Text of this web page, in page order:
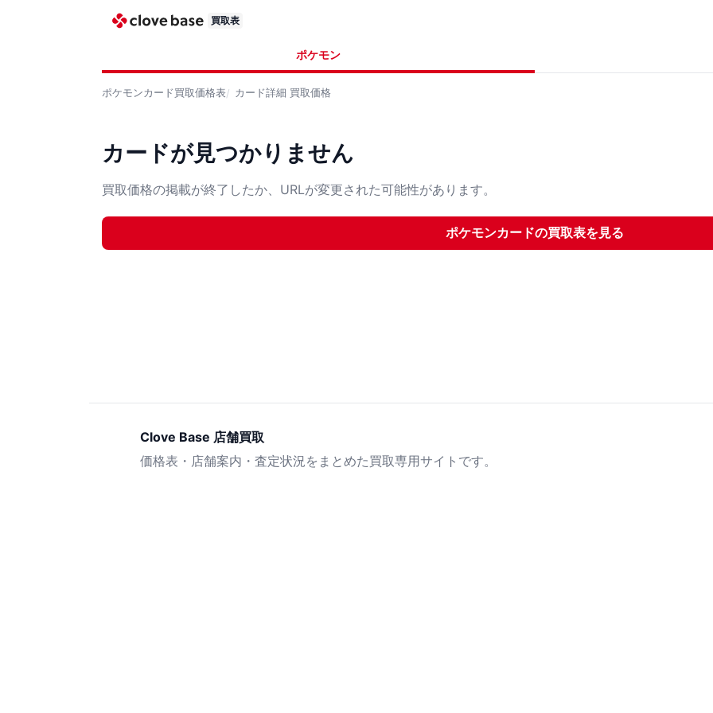
買取表
ポケモン
ポケモンカード買取価格表 カード詳細 買取価格
カードが見つかりません
買取価格の掲載が終了したか、URLが変更された可能性があります。
ポケモンカードの買取表を見る
Clove Base 店舗買取
価格表・店舗案内・査定状況をまとめた買取専用サイトです。